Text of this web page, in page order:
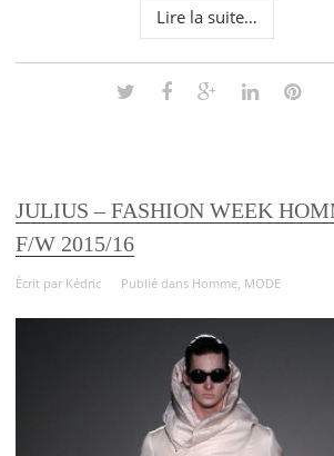
Lire la suite…
JULIUS – FASHION WEEK
F/W 2015/16
Écrit par Kédric Publié dans Homme, MODE